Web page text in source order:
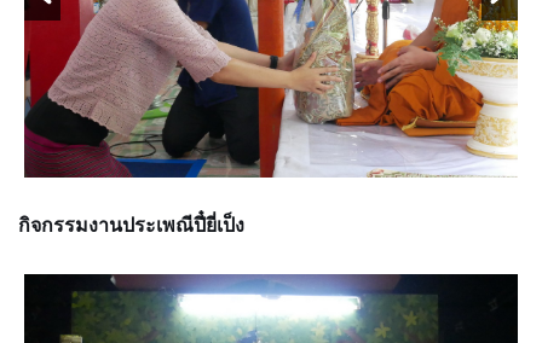
กิจกรรมงานประเพณีปี๋ยี่เป็ง